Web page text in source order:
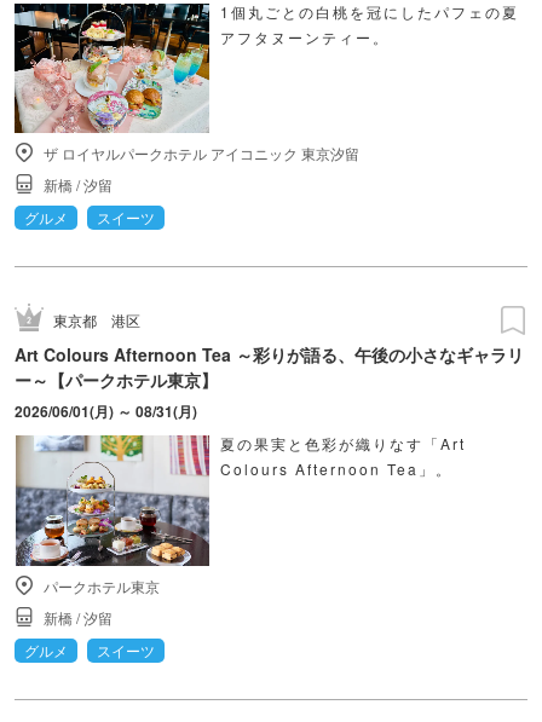
1個丸ごとの白桃を冠にしたパフェの夏
アフタヌーンティー。
ザ ロイヤルパークホテル アイコニック 東京汐留
新橋/汐留
グルメ
スイーツ
東京都 港区
Art Colours Afternoon Tea ～彩りが語る、午後の小さなギャラリ
ー～【パークホテル東京】
2026/06/01(月) ～ 08/31(月)
夏の果実と色彩が織りなす「Art
Colours Afternoon Tea」。
パークホテル東京
新橋/汐留
グルメ
スイーツ